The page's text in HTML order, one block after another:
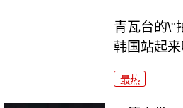
青瓦台的\"
韩国站起来
最热